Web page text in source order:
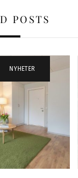
POSTS
NYHETER